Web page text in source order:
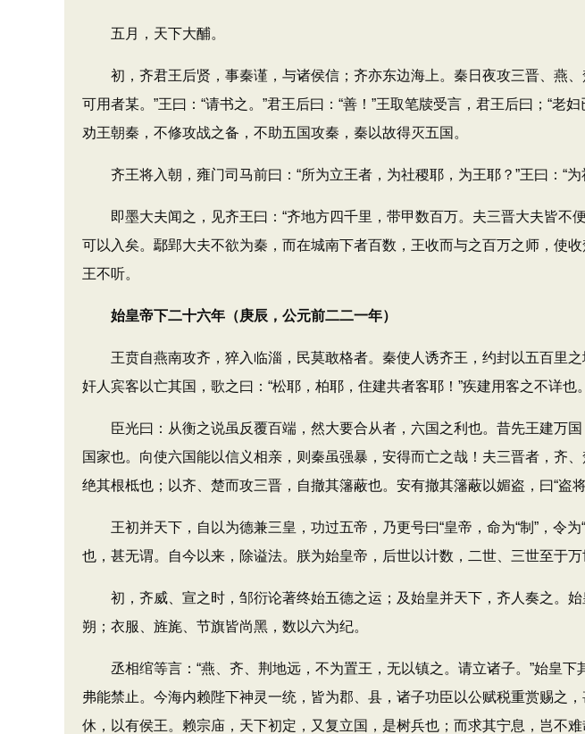
五月，天下大酺。
初，齐君王后贤，事秦谨，与诸侯信；齐亦东边海上。秦日夜攻三晋、燕、
可用者某。”王曰：“请书之。”君王后曰：“善！”王取笔牍受言，君王后曰；“
劝王朝秦，不修攻战之备，不助五国攻秦，秦以故得灭五国。
齐王将入朝，雍门司马前曰：“所为立王者，为社稷耶，为王耶？”王曰：“为
即墨大夫闻之，见齐王曰：“齐地方四千里，带甲数百万。夫三晋大夫皆不
可以入矣。鄢郢大夫不欲为秦，而在城南下者百数，王收而与之百万之师，使
王不听。
始皇帝下二十六年（庚辰，公元前二二一年）
王贲自燕南攻齐，猝入临淄，民莫敢格者。秦使人诱齐王，约封以五百里
奸人宾客以亡其国，歌之曰：“松耶，柏耶，住建共者客耶！”疾建用客之不详也。
臣光曰：从衡之说虽反覆百端，然大要合从者，六国之利也。昔先王建万国
国家也。向使六国能以信义相亲，则秦虽强暴，安得而亡之哉！夫三晋者，齐
绝其根柢也；以齐、楚而攻三晋，自撤其籓蔽也。安有撤其籓蔽以媚盗，曰“盗
王初并天下，自以为德兼三皇，功过五帝，乃更号曰“皇帝，命为“制”，令为
也，甚无谓。自今以来，除谥法。朕为始皇帝，后世以计数，二世、三世至于万
初，齐威、宣之时，邹衍论著终始五德之运；及始皇并天下，齐人奏之。始
朔；衣服、旌旄、节旗皆尚黑，数以六为纪。
丞相绾等言：“燕、齐、荆地远，不为置王，无以镇之。请立诸子。”始皇下
弗能禁止。今海内赖陛下神灵一统，皆为郡、县，诸子功臣以公赋税重赏赐之
休，以有侯王。赖宗庙，天下初定，又复立国，是树兵也；而求其宁息，岂不难